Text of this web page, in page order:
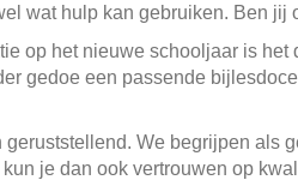
wat hulp kan gebruiken. Ben
op het nieuwe schooljaar is
gedoe een passende
We begrijpen als
je dan ook vertrouwen op